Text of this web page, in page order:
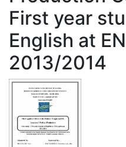
First year
English at
2013/2014